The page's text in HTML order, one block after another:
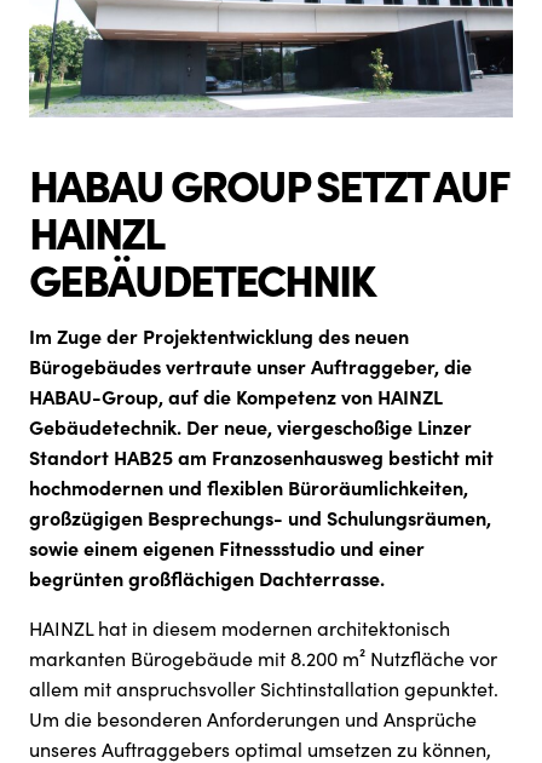
HABAU GROUP SETZT AUF
HAINZL
GEBÄUDETECHNIK
Im Zuge der Projektentwicklung des neuen
Bürogebäudes vertraute unser Auftraggeber, die
HABAU-Group, auf die Kompetenz von HAINZL
Gebäudetechnik. Der neue, viergeschoßige Linzer
Standort HAB25 am Franzosenhausweg besticht mit
hochmodernen und flexiblen Büroräumlichkeiten,
großzügigen Besprechungs- und Schulungsräumen,
sowie einem eigenen Fitnessstudio und einer
begrünten großflächigen Dachterrasse.
HAINZL hat in diesem modernen architektonisch
markanten Bürogebäude mit 8.200 m² Nutzfläche vor
allem mit anspruchsvoller Sichtinstallation gepunktet.
Um die besonderen Anforderungen und Ansprüche
unseres Auftraggebers optimal umsetzen zu können,